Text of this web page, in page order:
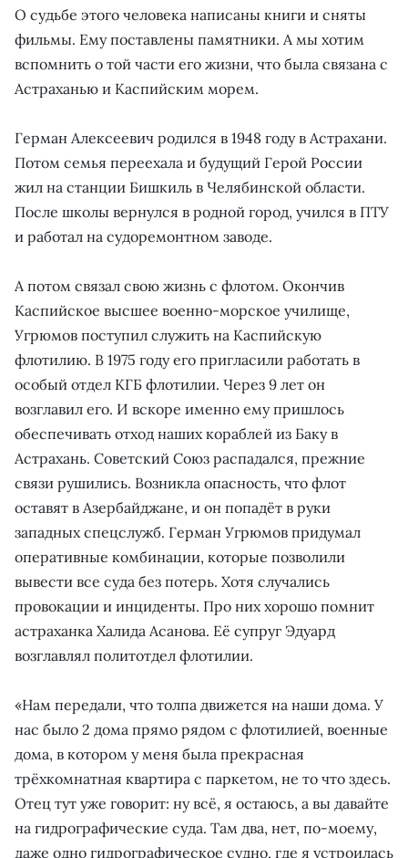
О судьбе этого человека написаны книги и сняты
фильмы. Ему поставлены памятники. А мы хотим
вспомнить о той части его жизни, что была связана с
Астраханью и Каспийским морем.
Герман Алексеевич родился в 1948 году в Астрахани.
Потом семья переехала и будущий Герой России
жил на станции Бишкиль в Челябинской области.
После школы вернулся в родной город, учился в ПТУ
и работал на судоремонтном заводе.
А потом связал свою жизнь с флотом. Окончив
Каспийское высшее военно-морское училище,
Угрюмов поступил служить на Каспийскую
флотилию. В 1975 году его пригласили работать в
особый отдел КГБ флотилии. Через 9 лет он
возглавил его. И вскоре именно ему пришлось
обеспечивать отход наших кораблей из Баку в
Астрахань. Советский Союз распадался, прежние
связи рушились. Возникла опасность, что флот
оставят в Азербайджане, и он попадёт в руки
западных спецслужб. Герман Угрюмов придумал
оперативные комбинации, которые позволили
вывести все суда без потерь. Хотя случались
провокации и инциденты. Про них хорошо помнит
астраханка Халида Асанова. Её супруг Эдуард
возглавлял политотдел флотилии.
«Нам передали, что толпа движется на наши дома. У
нас было 2 дома прямо рядом с флотилией, военные
дома, в котором у меня была прекрасная
трёхкомнатная квартира с паркетом, не то что здесь.
Отец тут уже говорит: ну всё, я остаюсь, а вы давайте
на гидрографические суда. Там два, нет, по-моему,
даже одно гидрографическое судно, где я устроилась